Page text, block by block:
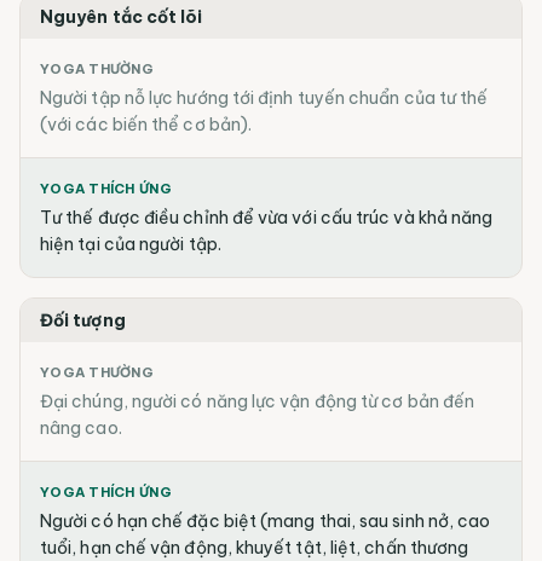
Nguyên tắc cốt lõi
YOGA THƯỜNG
Người tập nỗ lực hướng tới định tuyến chuẩn của tư thế
(với các biến thể cơ bản).
YOGA THÍCH ỨNG
Tư thế được điều chỉnh để vừa với cấu trúc và khả năng
hiện tại của người tập.
Đối tượng
YOGA THƯỜNG
Đại chúng, người có năng lực vận động từ cơ bản đến
nâng cao.
YOGA THÍCH ỨNG
Người có hạn chế đặc biệt (mang thai, sau sinh nở, cao
tuổi, hạn chế vận động, khuyết tật, liệt, chấn thương